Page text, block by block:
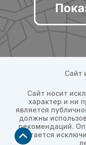
Сайт
Сайт носит
характер и ни
является
должны
рекомендаций.
остается